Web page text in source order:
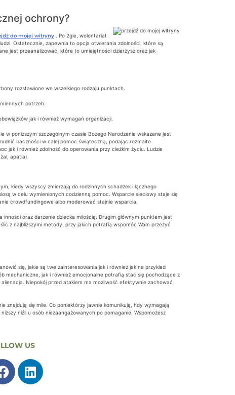
ochrony?
do mojej witryny. Po 2gie, wolontariat
Ostatecznie, zapewnia to opcja otwierania zdolności, które są
jest przeanalizować, które to umiejętności dzierżysz oraz jak
rozstawione we wszelkiego rodzaju punktach.
potrzeb.
jak i również wymagań organizacji.
w poniższym szczególnym czasie Bożego Narodzenia wskazane jest
baczności w całej pomoc świąteczną, podając rozmaite
jak i również zdolność do operowania przy cieżkim życiu. Ludzie
apatia).
kiedy wszyscy zmierzają do rodzinnych schadzek i łącznego
w celu wymienionych codzienną pomoc. Wsparcie sieciowy staje się
crowdfundingowe albo moderować stajnie wsparcia.
oraz darzenie dziecka miłością. Drugim głównym punktem jest
z najbliższymi metody, przy jakich potrafią wspomóc Wam przeżyć
się, jakie są twe zainteresowania jak i również jak na przykład
mechaniczne, jak i również emocjonalne potrafią stać się pochodzące z
Niepokój przed atakiem ma możliwość efektywnie zachować
znajdują się miłe. Co poniektórzy jawnie komunikują, hdy wymagają
niźli u osób niezaangażowanych po pomaganie. Wspomożesz
US